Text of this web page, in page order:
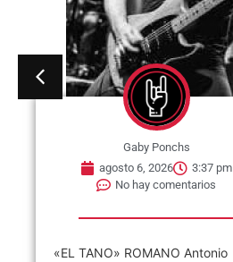
Gaby Ponchs
agosto 6, 2026
3:37 pm
No hay comentarios
«EL TANO» ROMANO Antonio